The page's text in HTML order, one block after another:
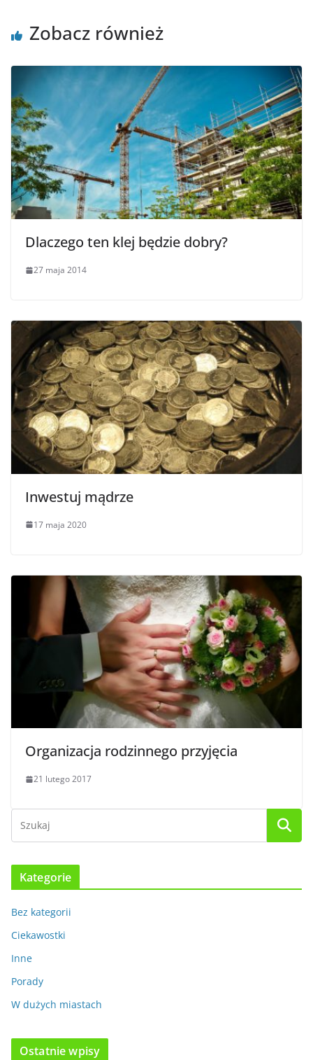
Zobacz również
Dlaczego ten klej będzie dobry?
27 maja 2014
Inwestuj mądrze
17 maja 2020
Organizacja rodzinnego przyjęcia
21 lutego 2017
Kategorie
Bez kategorii
Ciekawostki
Inne
Porady
W dużych miastach
Ostatnie wpisy